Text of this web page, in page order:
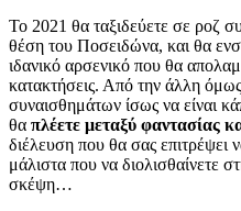
Το 2021 θα ταξιδεύετε σε ροζ
θέση του Ποσειδώνα, και θα
ιδανικό αρσενικό που θα
κατακτήσεις. Από την άλλη
συναισθημάτων ίσως να είναι
θα πλέετε μεταξύ φαντασίας
διέλευση που θα σας
μάλιστα που να διολισθαίνετε
σκέψη…